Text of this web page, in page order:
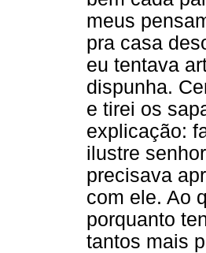
meus
pra casa
eu tentava
dispunha.
e tirei os
explicação:
ilustre
precisava
com ele. Ao
porquanto
tantos mais